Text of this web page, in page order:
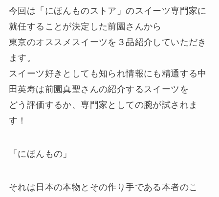
今回は「にほんものストア」のスイーツ専門家に
就任することが決定した前園さんから
東京のオススメスイーツを３品紹介していただき
ます。
スイーツ好きとしても知られ情報にも精通する中
田英寿は前園真聖さんの紹介するスイーツを
どう評価するか、専門家としての腕が試されま
す！
「にほんもの」
それは日本の本物とその作り手である本者のこ